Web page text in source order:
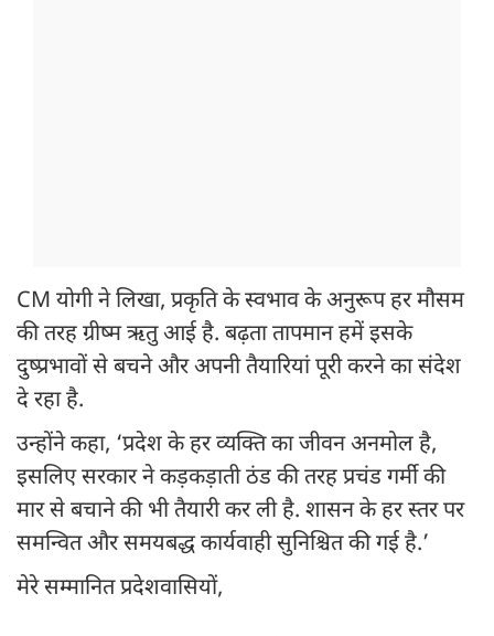
CM योगी ने लिखा, प्रकृति के स्वभाव के अनुरूप हर मौसम
की तरह ग्रीष्म ऋतु आई है. बढ़ता तापमान हमें इसके
दुष्प्रभावों से बचने और अपनी तैयारियां पूरी करने का संदेश
दे रहा है.
उन्होंने कहा, ‘प्रदेश के हर व्यक्ति का जीवन अनमोल है,
इसलिए सरकार ने कड़कड़ाती ठंड की तरह प्रचंड गर्मी की
मार से बचाने की भी तैयारी कर ली है. शासन के हर स्तर पर
समन्वित और समयबद्ध कार्यवाही सुनिश्चित की गई है.’
मेरे सम्मानित प्रदेशवासियों,